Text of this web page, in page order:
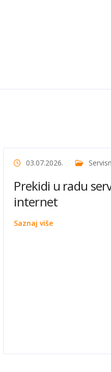
03.07.2026.
Prekidi u radu
internet
Saznaj više